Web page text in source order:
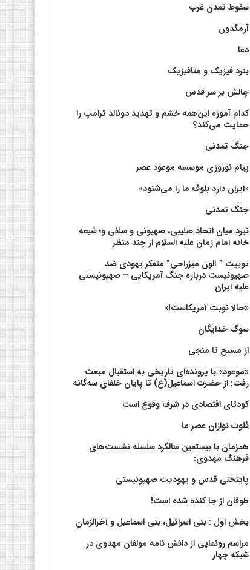
سقوط تمدن غرب
آرمگدون
دعا
بنرد فیزیک و متافیزیک
چالش بر سر قدس
کدام آموزه این‌همه خشم و تهدید دونالد ترامپ را
حمایت می‌کند؟
جنگ تمدنی
پیام نوروزی موسسه موعود عصر
«ایران دارد بلوف ما را می‌شنود»
جنگ تمدنی
نبرد میان اتحاد صلیبی، صهیونی و سلفی و؛ شیعه
خانه امام زمان علیه السلام از چند منظر
توییت ” آلون میزراحی” متفکر یهودی ضد
صهیونیست درباره جنگ آمریکایی – صهیونیستی
علیه ایران
«حالا نوبت آمریکاست!»
سوگ خدایگان
از مسیح تا منجی
«موعود» با پرونده‌ای تاریخی به استقبال مبعث
رفت: از حضرت اسماعیل(ع) تا پایان خلفای سه‌گانه
کودتای اقتصادی در شرف وقوع است
فلوت نوازان عصر ما
همزمان با بیستمین سالگرد سلسله نشست‌های
فرهنگ مهدوی:‌
پایتختی قدس و یهودیت صهیونیستی
طوفان از جا کنده شده است!
بخش اول : بنی اسرائیل، بنی اسماعیل و آخرالزمان
مراسم رونمایی از دانش نامه مولفان مهدوی در
شبکه چهار